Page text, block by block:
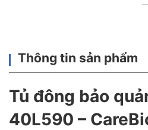
Thông tin sản phẩm
Tủ đông bảo
40L590 –